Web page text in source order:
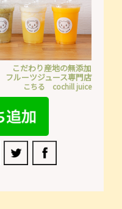
こだわり産地の無添加
フルーツジュース専門店
こちる cochill juice